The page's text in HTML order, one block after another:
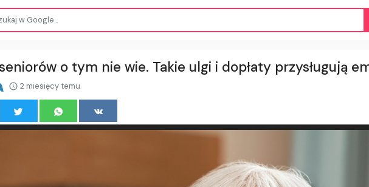
o tym nie wie. Takie ulgi i dopłaty przysługują
2 miesięcy temu